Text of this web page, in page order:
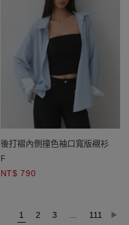
後打褶內側撞色袖口寬版襯衫
F
NT$ 790
1 2 3 111